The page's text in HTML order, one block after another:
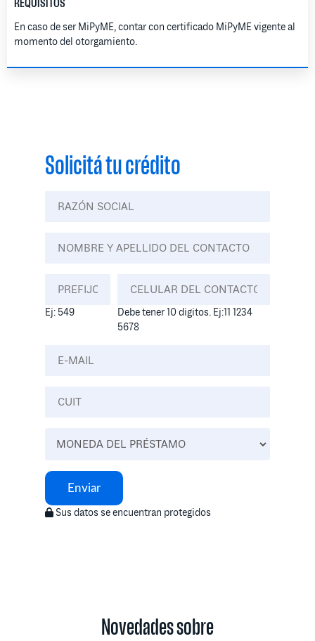
REQUISITOS
En caso de ser MiPyME, contar con certificado MiPyME vigente al
momento del otorgamiento.
Solicitá tu crédito
Ej: 549
Debe tener 10 digitos. Ej:11 1234
5678
Enviar
Sus datos se encuentran protegidos
Novedades sobre